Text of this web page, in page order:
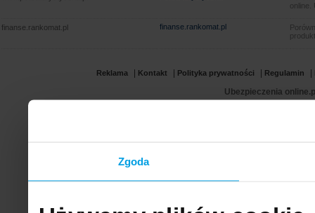
Zgoda
finanse.rankomat.pl finanse.rankomat.pl
Reklama Kontakt Polityka prywatności Regulamin
Ubezpieczenia